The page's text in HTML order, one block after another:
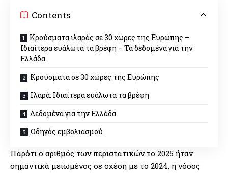
Contents
Κρούσματα ιλαράς σε 30 χώρες της Ευρώπης –
Ιδιαίτερα ευάλωτα τα βρέφη – Τα δεδομένα για την
Ελλάδα
Κρούσματα σε 30 χώρες της Ευρώπης
Ιλαρά: Ιδιαίτερα ευάλωτα τα βρέφη
Δεδομένα για την Ελλάδα
Οδηγός εμβολιασμού
Παρότι ο αριθμός των περιστατικών το 2025 ήταν
σημαντικά μειωμένος σε σχέση με το 2024, η νόσος